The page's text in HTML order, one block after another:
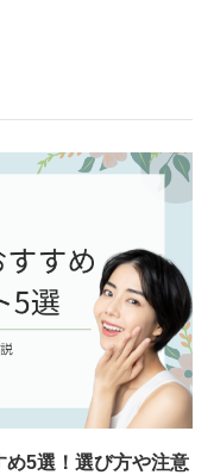
め5選！選び方や注意